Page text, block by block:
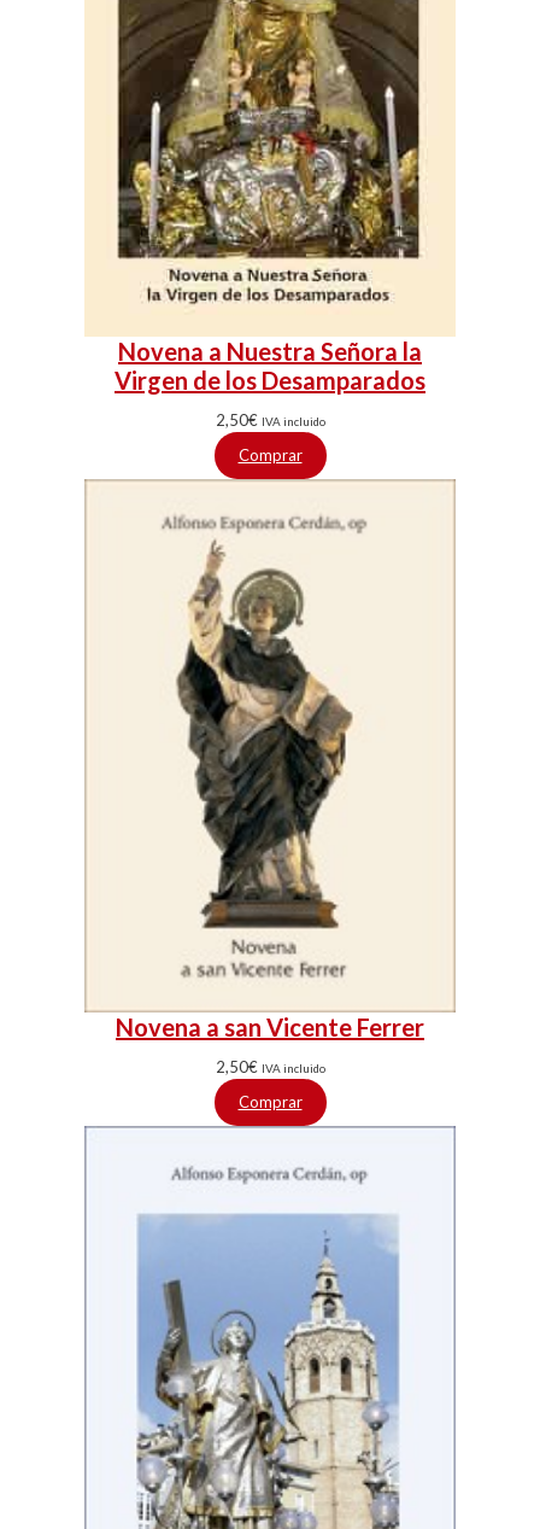
Novena a Nuestra Señora la
Virgen de los Desamparados
2,50€ IVA incluido
Comprar
Novena a san Vicente Ferrer
2,50€ IVA incluido
Comprar